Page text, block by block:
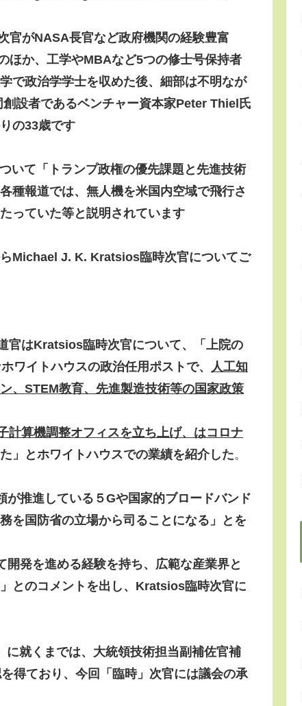
官がNASA長官など政府機関の経験豊富
ほか、工学やMBAなど5つの修士号保持者
で政治学学士を収めた後、細部は不明なが
設者であるベンチャー資本家Peter Thiel氏
の33歳です
いて 「トランプ政権の優先課題と先進技術
種報道では、無人機を米国内空域で飛行さ
っていた等と説明されています
Michael J. K. Kratsios臨時次官についてご
官はKratsios臨時次官について、「上院の
ワイトハウスの政治任用ポストで、
人工知
、STEM教育、先進製造技術等の国家政策
算機調整オフィスを立ち上げ、はコロナ
」とホワイトハウスでの業績を紹介した。
が推進している５Gや国家的ブロードバンド
を国防省の立場から司ることになる」とを
開発を進める経験を持ち、広範な産業界と
とのコメントを出し、Kratsios臨時次官に
就くまでは、大統領技術担当副補佐官補
得ており、今回「臨時」次官には議会の承